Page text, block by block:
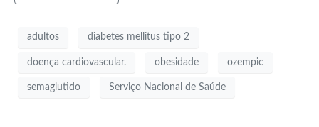
adultos diabetes mellitus tipo 2
doença cardiovascular. obesidade ozempic
semaglutido Serviço Nacional de Saúde